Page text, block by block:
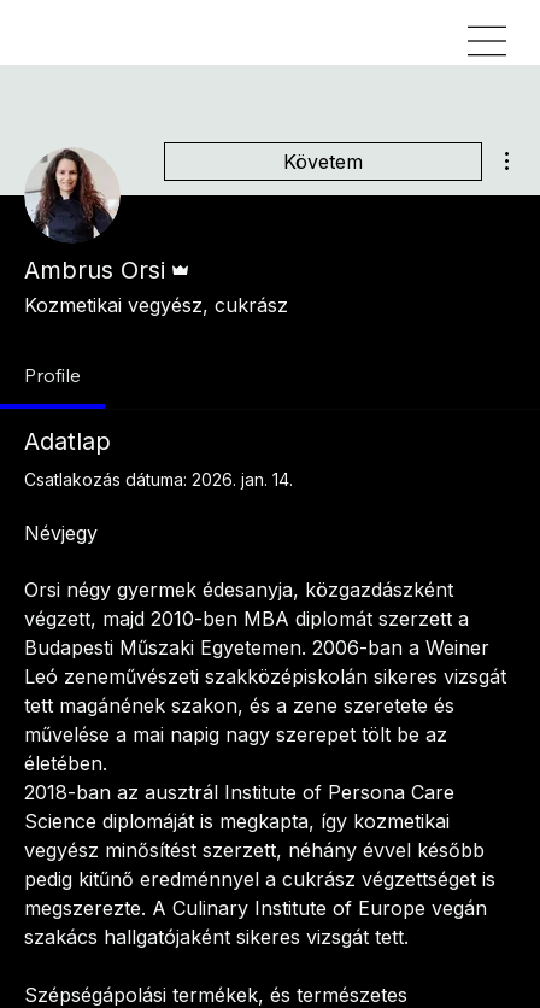
Követem
Ambrus Orsi
Kozmetikai vegyész, cukrász
Profile
Adatlap
Csatlakozás dátuma: 2026. jan. 14.
Névjegy
Orsi négy gyermek édesanyja, közgazdászként
végzett, majd 2010-ben MBA diplomát szerzett a
Budapesti Műszaki Egyetemen. 2006-ban a Weiner
Leó zeneművészeti szakközépiskolán sikeres vizsgát
tett magánének szakon, és a zene szeretete és
művelése a mai napig nagy szerepet tölt be az
életében.
2018-ban az ausztrál Institute of Persona Care
Science diplomáját is megkapta, így kozmetikai
vegyész minősítést szerzett, néhány évvel később
pedig kitűnő eredménnyel a cukrász végzettséget is
megszerezte. A Culinary Institute of Europe vegán
szakács hallgatójaként sikeres vizsgát tett.
Szépségápolási termékek, és természetes